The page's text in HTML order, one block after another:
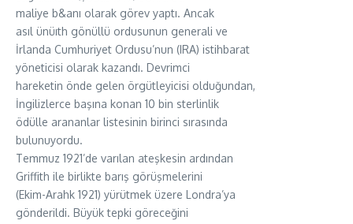
maliye b&anı olarak görev yaptı. Ancak
asıl ünüıth gönüllü ordusunun generali ve
İrlanda Cumhuriyet Ordusu’nun (IRA) istihbarat
yöneticisi olarak kazandı. Devrimci
hareketin önde gelen örgütleyicisi olduğundan,
İngilizlerce başına konan 10 bin sterlinlik
ödülle arananlar listesinin birinci sırasında
bulunuyordu.
Temmuz 1921’de varılan ateşkesin ardından
Griffith ile birlikte barış görüşmelerini
(Ekim-Arahk 1921) yürütmek üzere Londra’ya
gönderildi. Büyük tepki göreceğini